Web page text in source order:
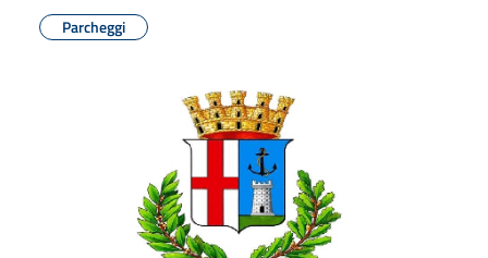
Parcheggi